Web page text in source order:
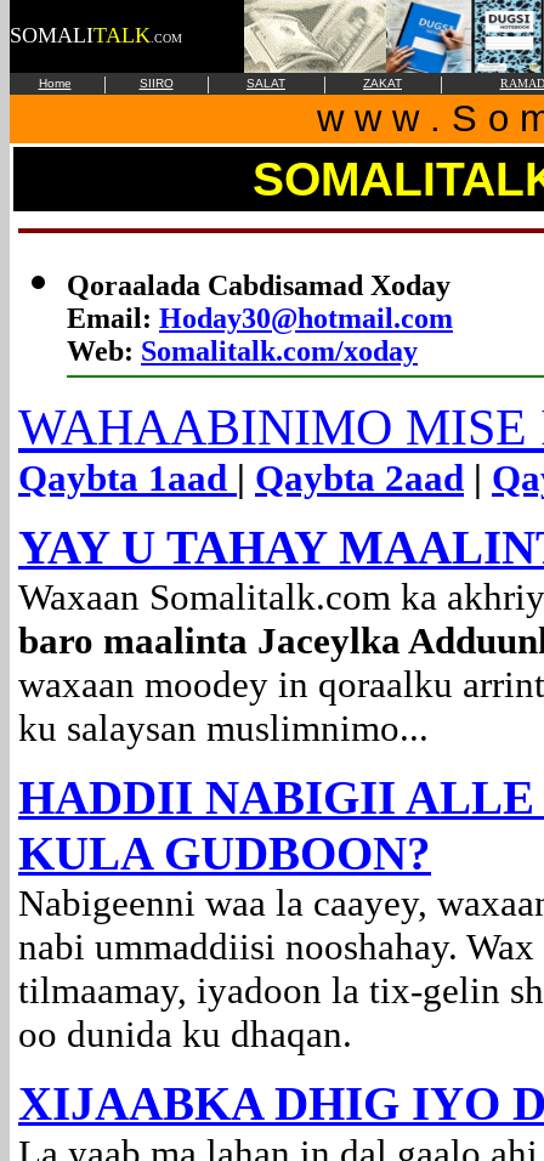
SOMALITALK .COM
Home | SIIRO | SALAT | ZAKAT |
w w w . S o
Qoraalada Cabdisamad Xoday
Email: Hoday30@hotmail.com
Web: Somalitalk.com/xoday
WAHAABINIMO
Qaybta 1aad | Qaybta 2aad |
YAY U TAHAY
Waxaan Somalitalk.com ka
baro maalinta Jaceylka
waxaan moodey in qoraalku
ku salaysan muslimnimo...
HADDII NABIGII
KULA GUDBOON?
Nabigeenni waa la caayey,
nabi ummaddiisi nooshahay.
tilmaamay, iyadoon la tix-gelin
oo dunida ku dhaqan.
XIJAABKA DHIG IYO